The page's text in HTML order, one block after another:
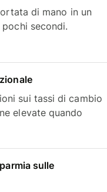
di mano in un
secondi.
sui tassi di cambio
elevate quando
sulle